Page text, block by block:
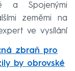
a Spojenými
zeměmi na
ve vysílání
zbraň pro
by obrovské